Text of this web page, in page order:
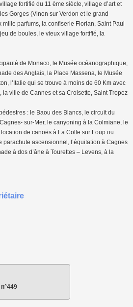
fortifié du 11 ème siècle, village d’art et
Gorges (Vinon sur Verdon et le grand
parfums, la confiserie Florian, Saint Paul
de boules, le vieux village fortifié, la
de Monaco, le Musée océanographique,
des Anglais, la Place Massena, le Musée
l’Italie qui se trouve à moins de 60 Km avec
la ville de Cannes et sa Croisette, Saint Tropez
: le Baou des Blancs, le circuit du
sur-Mer, le canyoning à la Colmiane, le
de canoës à La Colle sur Loup ou
parachute ascensionnel, l’équitation à Cagnes
à dos d’âne à Tourettes – Levens, à la